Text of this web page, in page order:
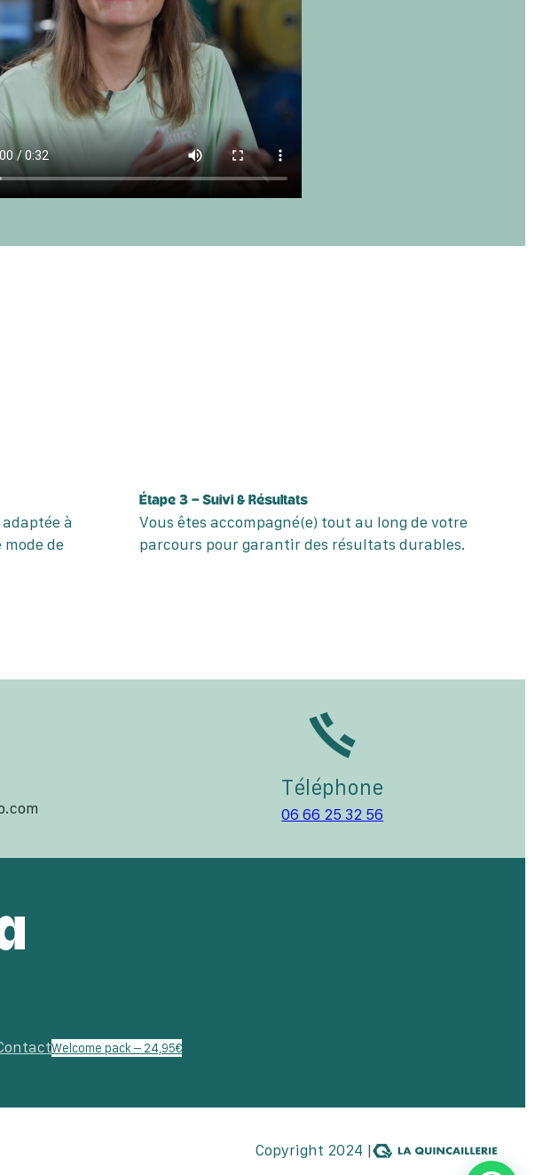
à
de
Étape 3 – Suivi & Résultats
Vous êtes accompagné(e) tout au long de votre
parcours pour garantir des résultats durables.
Téléphone
06 66 25 32 56
Welcome pack – 24,95€
Copyright 2024 |